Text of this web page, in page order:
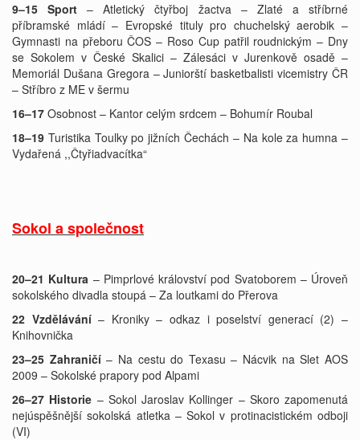
9–15 Sport – Atletický čtyřboj žactva – Zlaté a stříbrné
příbramské mládí – Evropské tituly pro chuchelský aerobik –
Gymnasti na přeboru ČOS – Roso Cup patřil roudnickým – Dny
se Sokolem v České Skalici – Zálesáci v Jurenkově osadě –
Memoriál Dušana Gregora – Juniorští basketbalisti vicemistry ČR
– Stříbro z ME v šermu
16–17 Osobnost – Kantor celým srdcem – Bohumír Roubal
18–19 Turistika Toulky po jižních Čechách – Na kole za humna –
Vydařená ,,Čtyřiadvacítka“
Sokol a společnost
20–21 Kultura – Pimprlové království pod Svatoborem – Úroveň
sokolského divadla stoupá – Za loutkami do Přerova
22 Vzdělávání– Kroniky – odkaz i poselství generací (2) –
Knihovnička
23–25 Zahraničí– Na cestu do Texasu – Nácvik na Slet AOS
2009 – Sokolské prapory pod Alpami
26–27 Historie – Sokol Jaroslav Kollinger – Skoro zapomenutá
nejúspěšnější sokolská atletka – Sokol v protinacistickém odboji
(VI)